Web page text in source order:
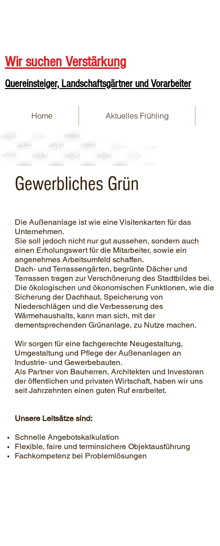
Wir suchen Verstärkung
Quereinsteiger, Landschaftsgärtner und Vorarbeiter
Home Aktuelles Frühling
Gewerbliche Anlagen
Die Außenanlage ist wie eine Visitenkarten für das
Unternehmen.
Sie soll jedoch nicht nur gut aussehen, sondern auch
einen Erholungswert für die Mitarbeiter, sowie ein
angenehmes Arbeitsumfeld schaffen.
Dach- und Terrassengärten, begrünte Dächer und
Terrassen tragen zur Verschönerung des Stadtbildes bei.
Die ökologischen und ökonomischen Funktionen, wie die
Sicherung der Dachhaut, Speicherung von
Niederschlägen und die Verbesserung des
Wärmehaushalts, kann man sich, mit der
dementsprechenden Grünanlage, zu Nutze machen.
Wir sorgen für eine fachgerechte Neugestaltung,
Umgestaltung und Pflege der Außenanlagen an
Industrie- und Gewerbebauten.
Als Partner von Bauherren, Architekten und Investoren
der öffentlichen und privaten Wirtschaft, haben wir uns
seit Jahrzehnten einen guten Ruf erarbeitet.
Unsere Leitsätze sind:
Schnelle Angebotskalkulation
Flexible, faire und terminsichere Objektausführung
Fachkompetenz bei Problemlösungen
Gewerbliches Grün